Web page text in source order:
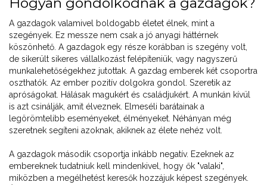
A gazdagok valamivel boldogabb életet élnek, mint a
szegények. Ez messze nem csak a jó anyagi háttérnek
köszönhető. A gazdagok egy része korábban is szegény volt,
de sikerült sikeres vállalkozást felépíteniük, vagy nagyszerű
munkalehetőségekhez jutottak. A gazdag emberek két csoportra
oszthatók. Az ember pozitív dolgokra gondol. Szeretik az
apróságokat. Hálásak magukért és családjukért. A munkán kívül
is azt csinálják, amit élveznek. Elmeséli barátainak a
legörömtelibb eseményeket, élményeket. Néhányan még
szeretnek segíteni azoknak, akiknek az élete nehéz volt.
A gazdagok második csoportja inkább negatív. Ezeknek az
embereknek tudatniuk kell mindenkivel, hogy ők "valaki",
miközben a megélhetést keresők hozzájuk képest szegények.